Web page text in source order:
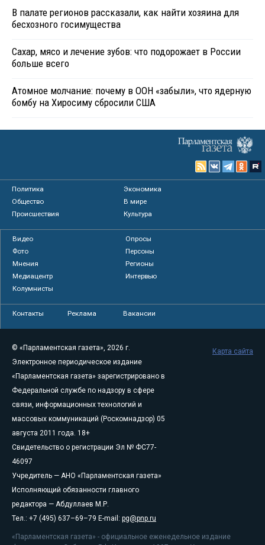
В палате регионов рассказали, как найти хозяина для
бесхозного госимущества
Сахар, мясо и лечение зубов: что подорожает в России
больше всего
Атомное молчание: почему в ООН «забыли», что ядерную
бомбу на Хиросиму сбросили США
Политика
Экономика
Общество
В мире
Происшествия
Культура
Видео
Опросы
Фото
Персоны
Мнения
Регионы
Медиацентр
Интервью
Колумнисты
Контакты Реклама Вакансии
© «Парламентская газета», 2026 г.
Электронное периодическое издание
«Парламентская газета» зарегистрировано в
Федеральной службе по надзору в сфере
связи, информационных технологий и
массовых коммуникаций (Роскомнадзор) 05
августа 2011 года. 18+
Свидетельство о регистрации Эл № ФС77-
46097
Учредитель — АНО «Парламентская газета»
Исполняющий обязанности главного
редактора — Абдуллаев М.Р.
Тел.: +7 (495) 637–69–79 E-mail: pg@pnp.ru
«Парламентская газета» - официальное еженедельное издание
Карта сайта